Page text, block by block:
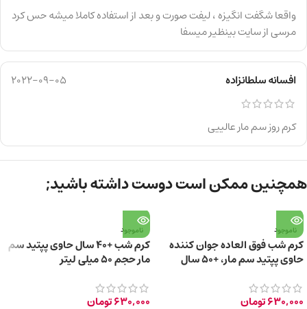
واقعا شگفت انگیزه ، لیفت صورت و بعد از استفاده کاملا میشه حس کرد
مرسی از سایت بینظیر میسفا
افسانه سلطانزاده 2022-09-05
کرم روز سم مار عالییی
همچنین ممکن است دوست داشته باشید;
ناموجود
کرم شب فوق العاده جوان کننده
حاوی پپتید سم مار، +50 سال
630,000تومان
ناموجود
کرم شب +40 سال حاوی پپتید سم
مار حجم ۵۰ میلی لیتر
630,000تومان